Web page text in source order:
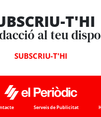
T'HI
al teu
SUBSCRIU-T'HI
Serveis de Publicitat